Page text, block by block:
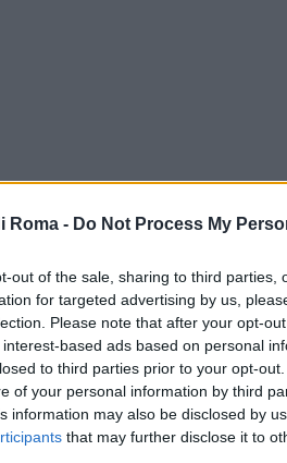
Roma - Do Not Process My
out of the sale, sharing to third parties,
for targeted advertising by us,
Please note that after your opt-
based ads based on personal
to third parties prior to your opt-
of your personal information by third
information may also be disclosed by
that may further disclose it to